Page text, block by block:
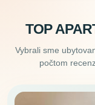
TOP
Vybrali sme
počtom